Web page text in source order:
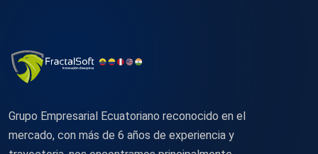
Grupo Empresarial Ecuatoriano reconocido en el
mercado, con más de 6 años de experiencia y